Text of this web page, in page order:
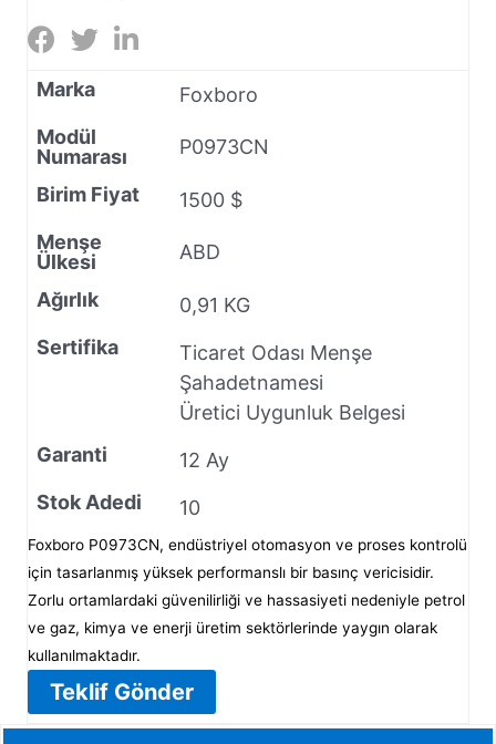
Marka
Foxboro
Modül
Numarası
P0973CN
Birim Fiyat
1500 $
Menşe
Ülkesi
ABD
Ağırlık
0,91 KG
Sertifika
Ticaret Odası Menşe
Şahadetnamesi
Üretici Uygunluk Belgesi
Garanti
12 Ay
Stok Adedi
10
Foxboro P0973CN, endüstriyel otomasyon ve proses kontrolü
için tasarlanmış yüksek performanslı bir basınç vericisidir.
Zorlu ortamlardaki güvenilirliği ve hassasiyeti nedeniyle petrol
ve gaz, kimya ve enerji üretim sektörlerinde yaygın olarak
kullanılmaktadır.
Teklif Gönder